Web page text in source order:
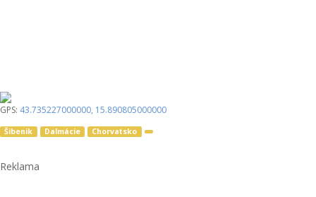
GPS: 43.735227000000, 15.890805000000
Šibenik Dalmácie Chorvatsko
Reklama